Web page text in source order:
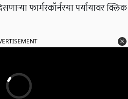
फार्मरकॉर्नरया पर्यायावर क्लिक